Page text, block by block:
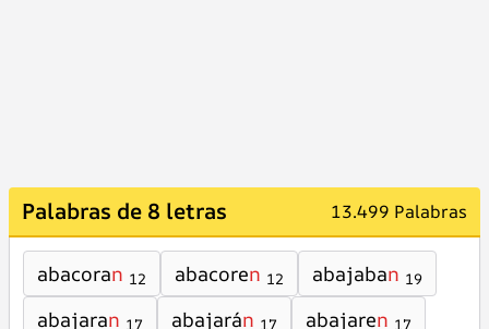
Palabras de 8 letras 13.499 Palabras
abacoran 12 abacoren 12 abajaban 19
abajaran 17 abajarán 17 abajaren 17